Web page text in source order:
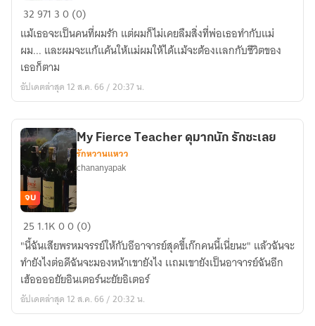
เพลิง
รัก...เเรง
แค้น
(จันทร์
เจ้า
เกรซ)
32971 30 (0)
แม้เธอจะเป็นคนที่ผมรัก แต่ผมก็ไม่เคยลืมสิ่งที่พ่อเธอทำกับแม่
ผม... และผมจะแก้แค้นให้แม่ผมให้ได้เเม้จะต้องเเลกกับชีวิตของ
เธอก็ตาม
อัปเดตล่าสุด 12 ส.ค. 66 / 20:37 น.
My
Fierce
Teacher
ดุ
มาก
นัก
จบ
My Fierce Teacher ดุมากนัก รักซะเลย
รักหวานแหวว
chananyapak
25 1.1K00 (0)
"นี้ฉันเสียพรหมจรรย์ให้กับอีอาจารย์สุดขี้เก๊กคนนี้เนี่ยนะ" แล้วฉันจะ
ทำยังไงต่อดีฉันจะมองหน้าเขายังไง เเถมเขายังเป็นอาจารย์ฉันอีก
เฮ้ออออยัยอินเตอร์นะยัยอิเตอร์
อัปเดตล่าสุด 12 ส.ค. 66 / 20:32 น.